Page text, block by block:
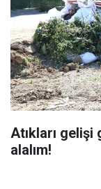
Atıkları gelişi
alalım!